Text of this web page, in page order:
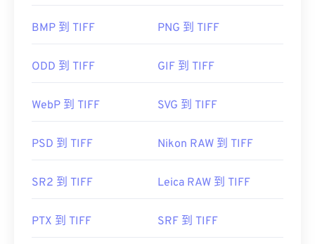
RawTherapee
Irfanview。付費檢視器是
LUMIX RAW Codec
開發者：松下
Photo Viewer
和 macOS 系統的Apple Preview
其他替代程序包括 ColorStrokes、GNU 影像處理程
sdid=KKQIN&mv=search&kw=photoshop&
target="_blank">Photoshop，以及ACDSee
BMP 到 TIFF PNG 到 TIFF
ODD 到 TIFF GIF 到 TIFF
WebP 到 TIFF SVG 到 TIFF
PSD 到 TIFF Nikon RAW 到 TIFF
SR2 到 TIFF Leica RAW 到 TIFF
PTX 到 TIFF SRF 到 TIFF